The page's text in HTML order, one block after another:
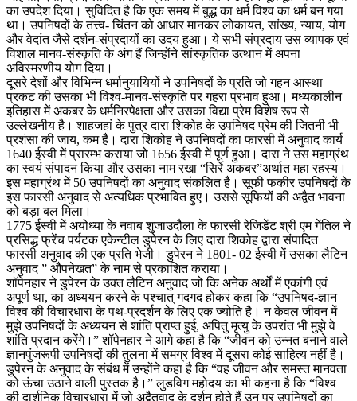
का उपदेश दिया। सुविदित है कि एक समय में बुद्ध का धर्म विश्व का धर्म बन गया
था। उपनिषदों के तत्त्व- चिंतन को आधार मानकर लोकायत, सांख्य, न्याय, योग
और वेदांत जैसे दर्शन-संप्रदायों का उदय हुआ। ये सभी संप्रदाय उस व्यापक एवं
विशाल मानव-संस्कृति के अंग हैं जिन्होंने सांस्कृतिक उत्थान में अपना
अविस्मरणीय योग दिया।
दूसरे देशों और विभिन्न धर्मानुयायियों ने उपनिषदों के प्रति जो गहन आस्था
प्रकट की उसका भी विश्व-मानव-संस्कृति पर गहरा प्रभाव हुआ। मध्यकालीन
इतिहास में अकबर के धर्मनिरपेक्षता और उसका विद्या प्रेम विशेष रूप से
उल्लेखनीय है। शाहजहां के पुत्र दारा शिकोह के उपनिषद प्रेम की जितनी भी
प्रशंसा की जाय, कम है। दारा शिकोह ने उपनिषदों का फारसी में अनुवाद कार्य
1640 ईस्वी में प्रारम्भ कराया जो 1656 ईस्वी में पूर्ण हुआ। दारा ने उस महाग्रंथ
का स्वयं संपादन किया और उसका नाम रखा “सिर्रे अकबर”अर्थात महा रहस्य।
इस महाग्रंथ में 50 उपनिषदों का अनुवाद संकलित है। सूफी फकीर उपनिषदों के
इस फारसी अनुवाद से अत्यधिक प्रभावित हुए। उससे सूफियों की अद्वैत भावना
को बड़ा बल मिला।
1775 ईस्वी में अयोध्या के नवाब शुजाउदौला के फारसी रेजिडेंट श्री एम गेंतिल ने
प्रसिद्ध फ्रेंच पर्यटक एकेन्टील डुपेरन के लिए दारा शिकोह द्वारा संपादित
फारसी अनुवाद की एक प्रति भेजी। डुपेरन ने 1801- 02 ईस्वी में उसका लैटिन
अनुवाद ” औपनेखत” के नाम से प्रकाशित कराया।
शॉपेनहार ने डुपेरन के उक्त लैटिन अनुवाद जो कि अनेक अर्थों में एकांगी एवं
अपूर्ण था, का अध्ययन करने के पश्चात् गदगद होकर कहा कि “उपनिषद-ज्ञान
विश्व की विचारधारा के पथ-प्रदर्शन के लिए एक ज्योति है। न केवल जीवन में
मुझे उपनिषदों के अध्ययन से शांति प्राप्त हुई, अपितु मृत्यु के उपरांत भी मुझे वे
शांति प्रदान करेंगे।” शॉपेनहार ने आगे कहा है कि “जीवन को उन्नत बनाने वाले
ज्ञानपुंजरूपी उपनिषदों की तुलना में समग्र विश्व में दूसरा कोई साहित्य नहीं है।
डुपेरन के अनुवाद के संबंध में उन्होंने कहा है कि “वह जीवन और समस्त मानवता
को ऊंचा उठाने वाली पुस्तक है।” लुडविग महोदय का भी कहना है कि “विश्व
की दार्शनिक विचारधारा में जो अद्वैतवाद के दर्शन होते हैं उन पर उपनिषदों का